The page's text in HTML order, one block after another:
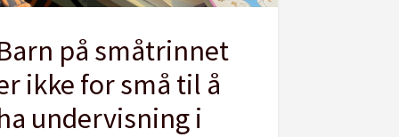
på småtrinnet
ikke for små til å
undervisning i